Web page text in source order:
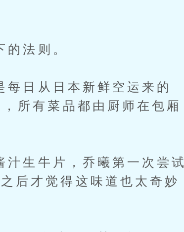
法则。
日从日本新鲜空运来的
所有菜品都由厨师在包厢
生牛片，乔曦第一次尝试
后才觉得这味道也太奇妙